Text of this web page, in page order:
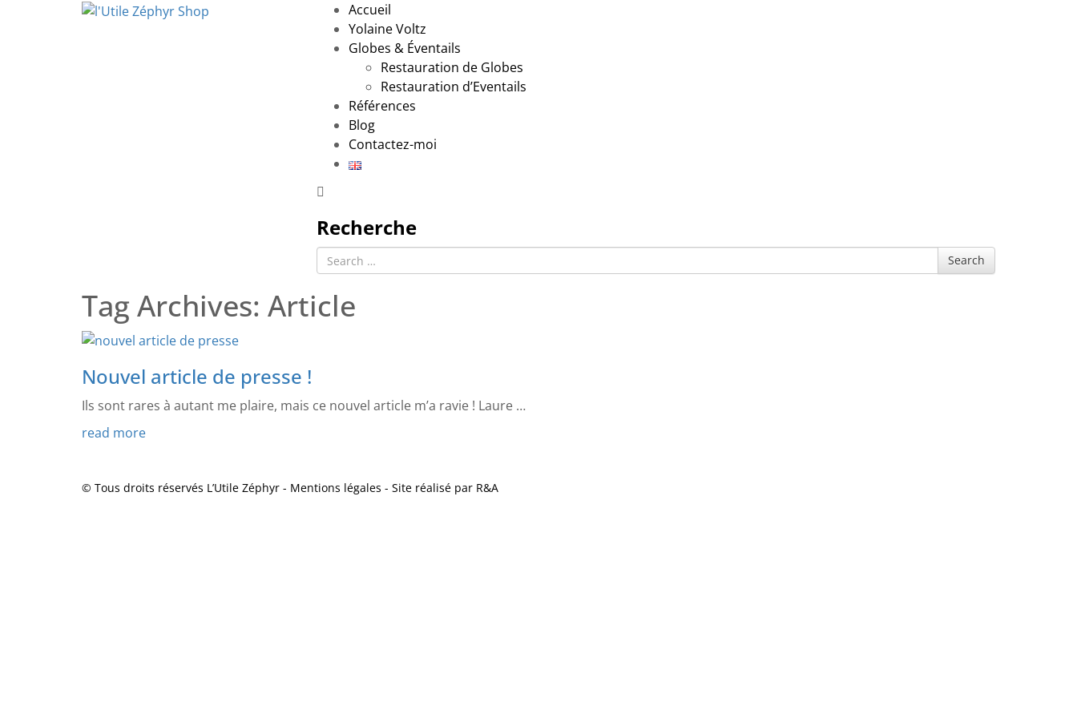
Accueil
Yolaine Voltz
Globes & Éventails
Restauration de Globes
Restauration d’Eventails
Références
Blog
Contactez-moi
Recherche
Search
for
Search
Tag Archives: Article
Nouvel article de presse !
Ils sont rares à autant me plaire, mais ce nouvel article m’a ravie ! Laure …
read more
© Tous droits réservés L’Utile Zéphyr - Mentions légales - Site réalisé par R&A